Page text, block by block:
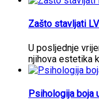
Zašto stavljati
U posljednje
njihova estetika
Psihologija boja